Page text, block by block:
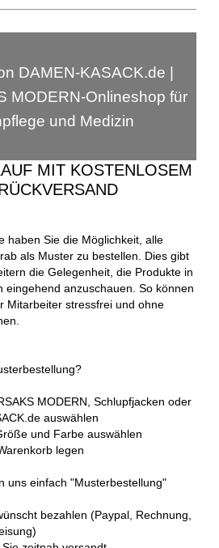
DAMEN-KASACK.de |
MODERN-Onlineshop für
und Medizin
MIT KOSTENLOSEM
haben Sie die Möglichkeit, alle
als Muster zu bestellen. Dies gibt
die Gelegenheit, die Produkte in
eingehend anzuschauen. So können
Mitarbeiter stressfrei und ohne
MODERN, Schlupfjacken oder
auswählen
und Farbe auswählen
legen
uns einfach "Musterbestellung"
bezahlen (Paypal, Rechnung,